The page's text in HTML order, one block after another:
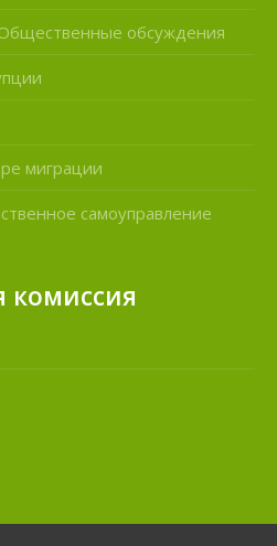
обсуждения
миграции
самоуправление
комиссия